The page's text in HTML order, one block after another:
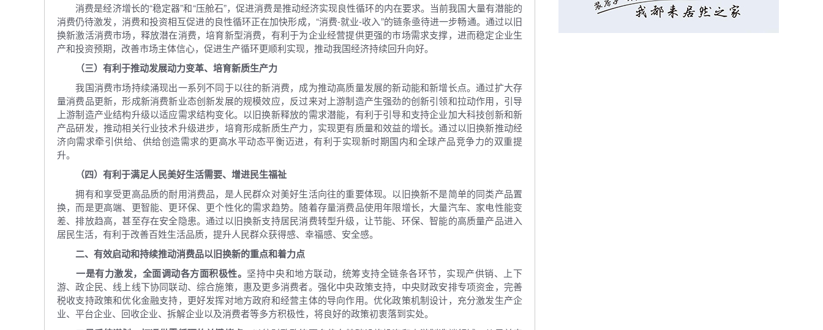
消费是经济增长的“稳定器”和“压舱石”，促进消费是推动经济实现良性循环的内在要求。当前我国大量有潜能的
消费仍待激发，消费和投资相互促进的良性循环正在加快形成，“消费-就业-收入”的链条亟待进一步畅通。通过以旧
换新激活消费市场，释放潜在消费，培育新型消费，有利于为企业经营提供更强的市场需求支撑，进而稳定企业生
产和投资预期，改善市场主体信心，促进生产循环更顺利实现，推动我国经济持续回升向好。
（三）有利于推动发展动力变革、培育新质生产力
我国消费市场持续涌现出一系列不同于以往的新消费，成为推动高质量发展的新动能和新增长点。通过扩大存
量消费品更新，形成新消费新业态创新发展的规模效应，反过来对上游制造产生强劲的创新引领和拉动作用，引导
上游制造产业结构升级以适应需求结构变化。以旧换新释放的需求潜能，有利于引导和支持企业加大科技创新和新
产品研发，推动相关行业技术升级进步，培育形成新质生产力，实现更有质量和效益的增长。通过以旧换新推动经
济向需求牵引供给、供给创造需求的更高水平动态平衡迈进，有利于实现新时期国内和全球产品竞争力的双重提
升。
（四）有利于满足人民美好生活需要、增进民生福祉
拥有和享受更高品质的耐用消费品，是人民群众对美好生活向往的重要体现。以旧换新不是简单的同类产品置
换，而是更高端、更智能、更环保、更个性化的需求趋势。随着存量消费品使用年限增长，大量汽车、家电性能变
差、排放趋高，甚至存在安全隐患。通过以旧换新支持居民消费转型升级，让节能、环保、智能的高质量产品进入
居民生活，有利于改善百姓生活品质，提升人民群众获得感、幸福感、安全感。
二、有效启动和持续推动消费品以旧换新的重点和着力点
一是有力激发，全面调动各方面积极性。 坚持中央和地方联动，统筹支持全链条各环节，实现产供销、上下
游、政企民、线上线下协同联动、综合施策，惠及更多消费者。强化中央政策支持，中央财政安排专项资金，完善
税收支持政策和优化金融支持，更好发挥对地方政府和经营主体的导向作用。优化政策机制设计，充分激发生产企
业、平台企业、回收企业、拆解企业以及消费者等多方积极性，将良好的政策初衷落到实处。